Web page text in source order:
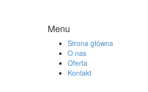
Menu
Strona główna
O nas
Oferta
Kontakt